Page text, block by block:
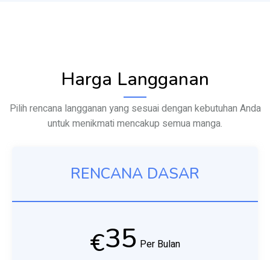
Harga Langganan
Pilih rencana langganan yang sesuai dengan kebutuhan Anda
untuk menikmati mencakup semua manga.
RENCANA DASAR
€35 Per Bulan